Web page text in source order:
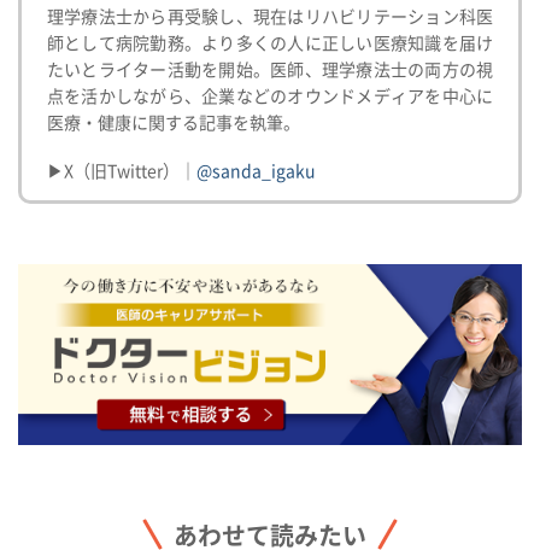
理学療法士から再受験し、現在はリハビリテーション科医
師として病院勤務。より多くの人に正しい医療知識を届け
たいとライター活動を開始。医師、理学療法士の両方の視
点を活かしながら、企業などのオウンドメディアを中心に
医療・健康に関する記事を執筆。
▶X（旧Twitter）｜ @sanda_igaku
あわせて読みたい